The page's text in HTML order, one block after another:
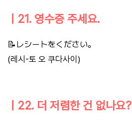
ㅣ21. 영수증 주세요.
📝レシートをください。
(레시-토 오 쿠다사이)
ㅣ22. 더 저렴한 건 없나요?